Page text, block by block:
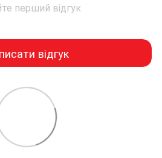
перший відгук
відгук